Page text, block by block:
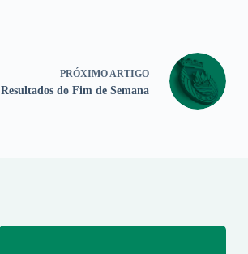
PRÓXIMO ARTIGO
Resultados do Fim de Semana